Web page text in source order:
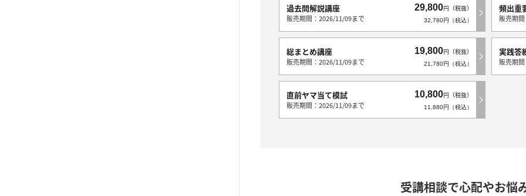
過去問解説講座
販売期間：2026/11/09まで
29,800円（税抜）
32,780円（税込）
頻出重
販売期
総まとめ講座
販売期間：2026/11/09まで
19,800円（税抜）
21,780円（税込）
実践答
販売期
直前ヤマ当て模試
販売期間：2026/11/09まで
10,800円（税抜）
11,880円（税込）
受講相談で心配やお悩